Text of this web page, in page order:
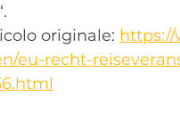
originale: https://
eu-recht-